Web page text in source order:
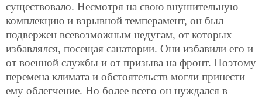
существовало. Несмотря на свою внушительную
комплекцию и взрывной темперамент, он был
подвержен всевозможным недугам, от которых
избавлялся, посещая санатории. Они избавили его и
от военной службы и от призыва на фронт. Поэтому
перемена климата и обстоятельств могли принести
ему облегчение. Но более всего он нуждался в